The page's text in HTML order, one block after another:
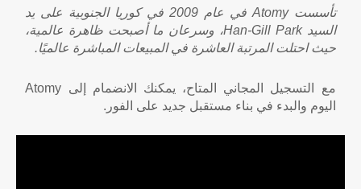
تأسست Atomy في عام 2009 في كوريا الجنوبية على يد
السيد Han-Gill Park، وسرعان ما أصبحت ظاهرة عالمية،
حيث احتلت المرتبة العاشرة في المبيعات المباشرة عالميًا.
مع التسجيل المجاني المتاح، يمكنك الانضمام إلى Atomy
اليوم والبدء في بناء مستقبل جديد على الفور.